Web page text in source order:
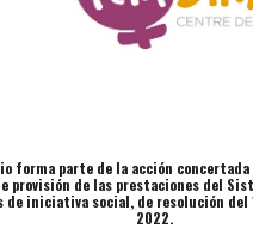
forma parte de la acción
provisión de las prestaciones del
de iniciativa social, de resolución del
2022.